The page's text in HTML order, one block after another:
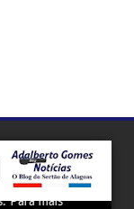
experiência e
a navegar,
Para mais